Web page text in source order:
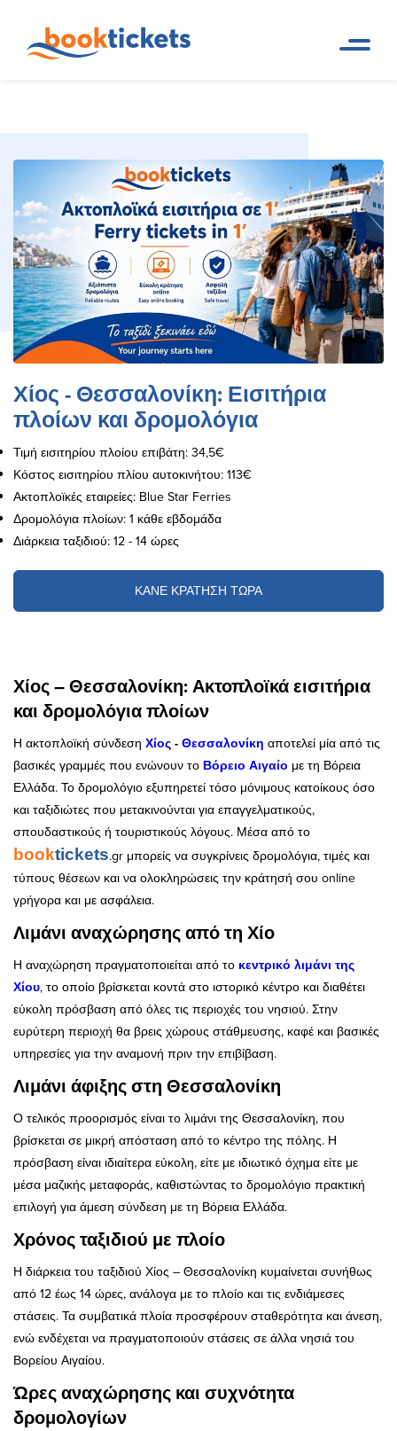
και εισιτήρια πλοίων
Χίος - Θεσσαλονίκη: Εισιτήρια
πλοίων και δρομολόγια
Τιμή εισιτηρίου πλοίου επιβάτη: 34,5€
Κόστος εισιτηρίου πλίου αυτοκινήτου: 113€
Ακτοπλοϊκές εταιρείες: Blue Star Ferries
Δρομολόγια πλοίων: 1 κάθε εβδομάδα
Διάρκεια ταξιδιού: 12 - 14 ώρες
ΚΑΝΕ ΚΡΑΤΗΣΗ ΤΩΡΑ
Χίος – Θεσσαλονίκη: Ακτοπλοϊκά εισιτήρια
και δρομολόγια πλοίων
Η ακτοπλοϊκή σύνδεση Χίος - Θεσσαλονίκη αποτελεί μία από τις
βασικές γραμμές που ενώνουν το Βόρειο Αιγαίο με τη Βόρεια
Ελλάδα. Το δρομολόγιο εξυπηρετεί τόσο μόνιμους κατοίκους όσο
και ταξιδιώτες που μετακινούνται για επαγγελματικούς,
σπουδαστικούς ή τουριστικούς λόγους. Μέσα από το
booktickets.gr μπορείς να συγκρίνεις δρομολόγια, τιμές και
τύπους θέσεων και να ολοκληρώσεις την κράτησή σου online
γρήγορα και με ασφάλεια.
Λιμάνι αναχώρησης από τη Χίο
Η αναχώρηση πραγματοποιείται από το κεντρικό λιμάνι της
Χίου, το οποίο βρίσκεται κοντά στο ιστορικό κέντρο και διαθέτει
εύκολη πρόσβαση από όλες τις περιοχές του νησιού. Στην
ευρύτερη περιοχή θα βρεις χώρους στάθμευσης, καφέ και βασικές
υπηρεσίες για την αναμονή πριν την επιβίβαση.
Λιμάνι άφιξης στη Θεσσαλονίκη
Ο τελικός προορισμός είναι το λιμάνι της Θεσσαλονίκη, που
βρίσκεται σε μικρή απόσταση από το κέντρο της πόλης. Η
πρόσβαση είναι ιδιαίτερα εύκολη, είτε με ιδιωτικό όχημα είτε με
μέσα μαζικής μεταφοράς, καθιστώντας το δρομολόγιο πρακτική
επιλογή για άμεση σύνδεση με τη Βόρεια Ελλάδα.
Χρόνος ταξιδιού με πλοίο
Η διάρκεια του ταξιδιού Χίος – Θεσσαλονίκη κυμαίνεται συνήθως
από 12 έως 14 ώρες, ανάλογα με το πλοίο και τις ενδιάμεσες
στάσεις. Τα συμβατικά πλοία προσφέρουν σταθερότητα και άνεση,
ενώ ενδέχεται να πραγματοποιούν στάσεις σε άλλα νησιά του
Βορείου Αιγαίου.
Ώρες αναχώρησης και συχνότητα
δρομολογίων